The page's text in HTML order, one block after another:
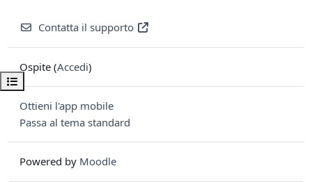
Apri indice del corso
Contatta il supporto
Ospite (Accedi)
Ottieni l'app mobile
Passa al tema standard
Powered by Moodle